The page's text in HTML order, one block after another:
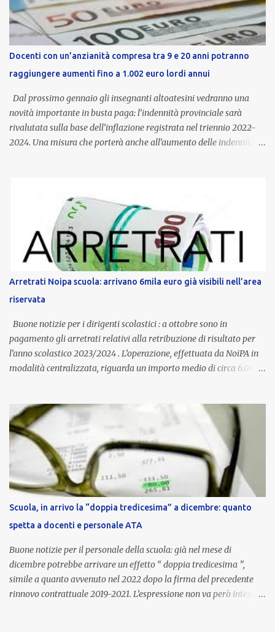
Docenti con un’anzianità compresa tra 9 e 20 anni potranno
raggiungere aumenti fino a 1.002 euro lordi annui
Dal prossimo gennaio gli insegnanti altoatesini vedranno una
novità importante in busta paga: l’indennità provinciale sarà
rivalutata sulla base dell’inflazione registrata nel triennio 2022-
2024. Una misura che porterà anche all’aumento delle indennità di
dedicato alle donne vittime di violenza di genere, in linea con la
normativa nazionale e con l’obiettivo di offrire maggiore tutela e
supporto in situazioni delicate. L’indennità provinciale per i docenti
è un unicum in Italia: si tratta di una misura esclusiva della
Provincia autonoma di Bolzano, che integra in maniera stabile lo
stipendio nazionale grazie alle prerogative garantite
dall’autonomia locale. Non è un bonus temporaneo né un
compenso accessorio, ma una voce strutturale di retribuzione,
aggiornata periodicamente in base al cost...
Arretrati Noipa scuola: arrivano 6mila euro già visibili nell’area
riservata
Buone notizie per i dirigenti scolastici : a ottobre sono in
pagamento gli arretrati relativi alla retribuzione di risultato per
l’anno scolastico 2023/2024 . L’operazione, effettuata da NoiPA in
modalità centralizzata, riguarda un importo medio di circa 6.000
ordinaria di ottobre . Cos’è la retribuzione di risultato La
retribuzione di risultato rappresenta la parte variabile dello
stipendio dei dirigenti scolastici. Viene corrisposta per valorizzare
la qualità dell’attività svolta, la gestione delle risorse e il
raggiungimento degli obiettivi fissati dal Ministero dell’Istruzione
e del Merito (MIM) . Per l’anno scolastico 2023/2024, il MIM ha
completato la procedura di valutazione e trasmesso i dati a NoiPA,
che ha poi disposto la liquidazione automatica in busta paga . Gli
importi e le trattenute L’importo medio lordo riconosciuto è di 6....
Scuola, in arrivo la “doppia tredicesima” a dicembre: quanto
spetta a docenti e personale ATA
Buone notizie per il personale della scuola: già nel mese di
dicembre potrebbe arrivare un effetto “ doppia tredicesima ”,
simile a quanto avvenuto nel 2022 dopo la firma del precedente
rinnovo contrattuale 2019-2021. L’espressione non va però intesa in